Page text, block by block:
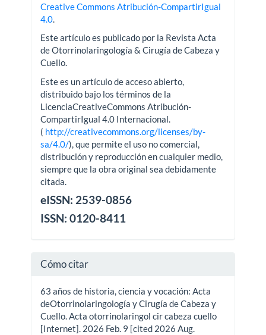
Creative Commons Atribución-CompartirIgual
4.0.
Este artículo es publicado por la Revista Acta
de Otorrinolaringología & Cirugía de Cabeza y
Cuello.
Este es un artículo de acceso abierto,
distribuido bajo los términos de la
LicenciaCreativeCommons Atribución-
CompartirIgual 4.0 Internacional.
( http://creativecommons.org/licenses/by-
sa/4.0/), que permite el uso no comercial,
distribución y reproducción en cualquier medio,
siempre que la obra original sea debidamente
citada.
eISSN: 2539-0856
ISSN: 0120-8411
Cómo citar
63 años de historia, ciencia y vocación: Acta
deOtorrinolaringología y Cirugía de Cabeza y
Cuello. Acta otorrinolaringol cir cabeza cuello
[Internet]. 2026 Feb. 9 [cited 2026 Aug.